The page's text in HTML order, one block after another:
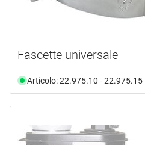
Fascette universale
Articolo: 22.975.10 - 22.975.15